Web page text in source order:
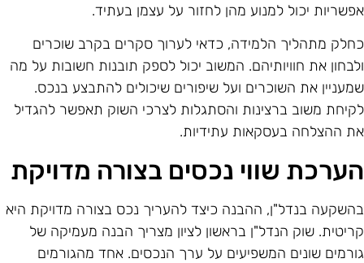
יכול למנוע מהן לחזור על עצמן בעתיד.
מתהליך הלמידה, כדאי לערוך סקרים בקרב שוכרים
את חוויותיהם. המשוב יכול לספק תובנות חשובות על מה
את השוכרים ועל שיפורים שיכולים להתבצע בנכס.
משוב ברצינות והסתגלות לצרכי השוק תאפשר להגדיל
ההצלחה בעסקאות עתידיות.
שווי נכסים בצורה מדויקת
בנדל"ן, ההבנה כיצד להעריך נכס בצורה מדויקת היא
שוק הנדל"ן בראשון לציון מצריך הבנה מעמיקה של
שונים המשפיעים על ערך הנכסים. אחד מהגורמים